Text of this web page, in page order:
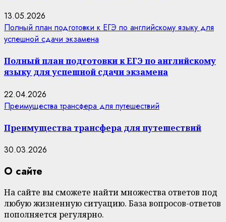
13.05.2026
Полный план подготовки к ЕГЭ по английскому языку для
успешной сдачи экзамена
Полный план подготовки к ЕГЭ по английскому
языку для успешной сдачи экзамена
22.04.2026
Преимущества трансфера для путешествий
Преимущества трансфера для путешествий
30.03.2026
О сайте
На сайте вы сможете найти множества ответов под
любую жизненную ситуацию. База вопросов-ответов
пополняется регулярно.